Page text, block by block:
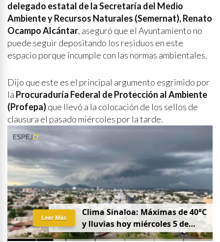
delegado estatal de la Secretaría del Medio
Ambiente y Recursos Naturales (Semernat), Renato
Ocampo Alcántar, aseguró que el Ayuntamiento no
puede seguir depositando los residuos en este
espacio porque incumple con las normas ambientales.
Dijo que este es el principal argumento esgrimido por
la Procuraduría Federal de Protección al Ambiente
(Profepa)que llevó a la colocación de los sellos de
clausura el pasado miércoles por la tarde.
Clima Sinaloa: Máximas de 40°C
y lluvias hoy miércoles 5 de
agosto
Leer Más